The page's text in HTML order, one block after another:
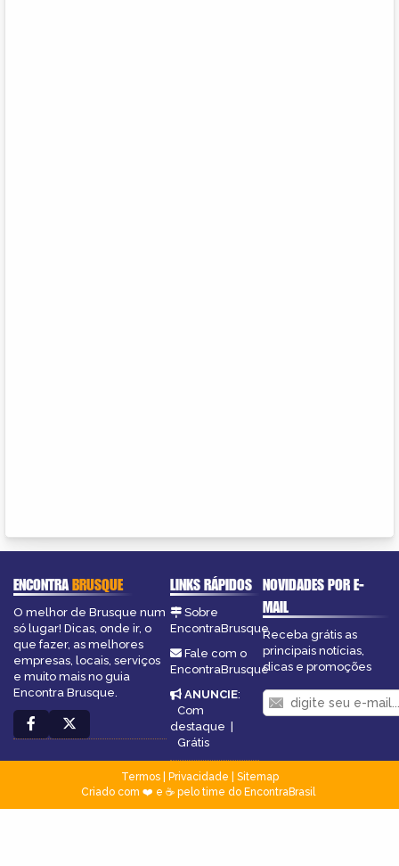
ENCONTRABRUSQUE
O melhor de Brusque num
só lugar! Dicas, onde ir, o
que fazer, as melhores
empresas, locais, serviços
e muito mais no guia
Encontra Brusque.
LINKS RÁPIDOS
Sobre
EncontraBrusque
Fale com o
EncontraBrusque
ANUNCIE:
Com
destaque
Grátis
NOVIDADES POR E-
MAIL
Receba grátis as
principais notícias,
dicas e promoções
Termos| Privacidade
Sitemap
Criado com ❤️ e ☕ pelo time do EncontraBrasil